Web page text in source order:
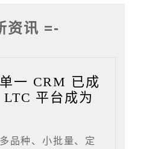
资讯 =-
一 CRM 已成
平台成为
品种、小批量、定